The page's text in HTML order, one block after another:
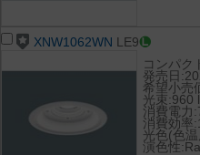
XNW1062WN LE9
コンパク
発売日
希望小売
光束:960
消費電力
消費効率
光色(色温
演色性